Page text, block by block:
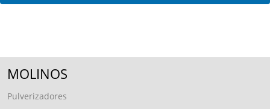
MOLINOS
Pulverizadores